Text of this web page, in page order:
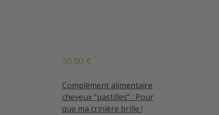
30.00 €
Complément alimentaire
cheveux “pastilles” : Pour
que ma crinière brille !